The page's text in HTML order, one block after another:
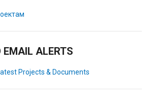
EMAIL ALERTS
Projects & Documents